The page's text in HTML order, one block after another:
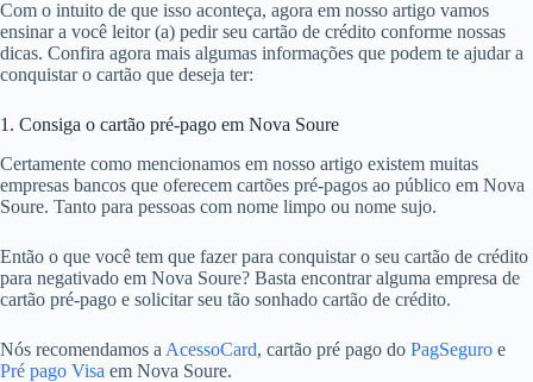
Com o intuito de que isso aconteça, agora em nosso artigo vamos
ensinar a você leitor (a) pedir seu cartão de crédito conforme nossas
dicas. Confira agora mais algumas informações que podem te ajudar a
conquistar o cartão que deseja ter:
1. Consiga o cartão pré-pago em Nova Soure
Certamente como mencionamos em nosso artigo existem muitas
empresas bancos que oferecem cartões pré-pagos ao público em Nova
Soure. Tanto para pessoas com nome limpo ou nome sujo.
Então o que você tem que fazer para conquistar o seu cartão de crédito
para negativado em Nova Soure? Basta encontrar alguma empresa de
cartão pré-pago e solicitar seu tão sonhado cartão de crédito.
Nós recomendamos a AcessoCard, cartão pré pago do PagSeguro e
Pré pago Visa em Nova Soure.